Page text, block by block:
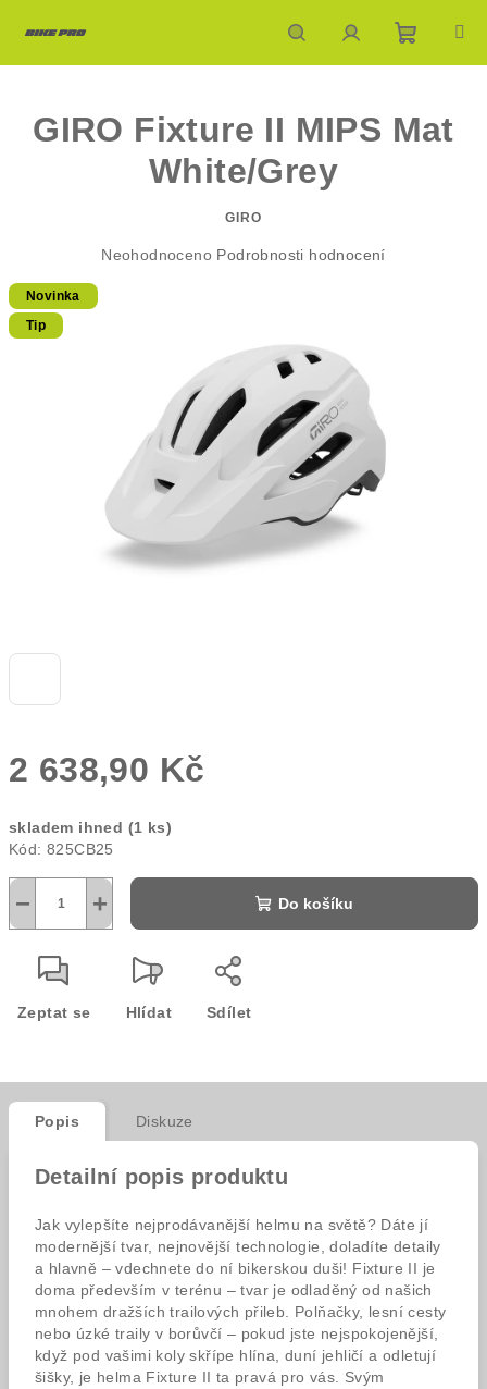
HledatPřihlášeníNákupní
košík
2 638,90 Kč
cena:
skladem ihned (1 ks)
Kód: 825CB25
+
− Do košíku
Zeptat se Hlídat Sdílet
GIRO Fixture II MIPS Mat
White/Grey
GIRO
Průměrné
hvězdiček.
Neohodnoceno Podrobnosti hodnocení
Novinka
Tip
Popis Diskuze
Detailní popis produktu
Jak vylepšíte nejprodávanější helmu na světě? Dáte jí
modernější tvar, nejnovější technologie, doladíte detaily
a hlavně – vdechnete do ní bikerskou duši! Fixture II je
doma především v terénu – tvar je odladěný od našich
mnohem dražších trailových přileb. Polňačky, lesní cesty
nebo úzké traily v borůvčí – pokud jste nejspokojenější,
když pod vašimi koly skřípe hlína, duní jehličí a odletují
šišky, je helma Fixture II ta pravá pro vás. Svým